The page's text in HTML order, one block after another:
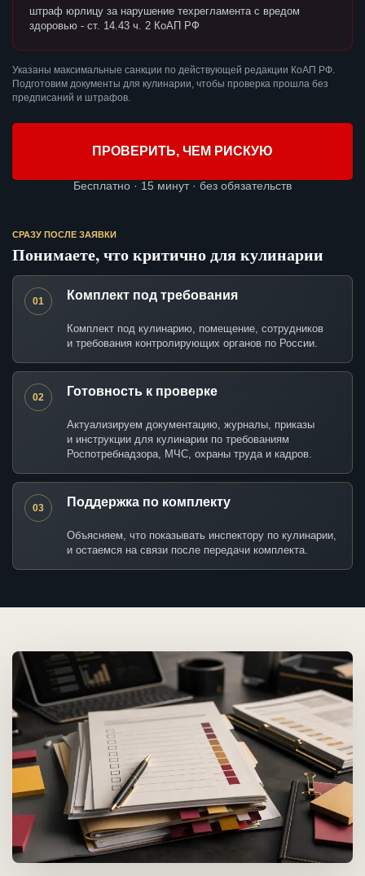
штраф юрлицу за нарушение техрегламента с вредом
здоровью - ст. 14.43 ч. 2 КоАП РФ
Указаны максимальные санкции по действующей редакции КоАП РФ.
Подготовим документы для кулинарии, чтобы проверка прошла без
предписаний и штрафов.
ПРОВЕРИТЬ, ЧЕМ РИСКУЮ
Бесплатно · 15 минут · без обязательств
СРАЗУ ПОСЛЕ ЗАЯВКИ
Понимаете, что критично для кулинарии
01 Комплект под требования
Комплект под кулинарию, помещение, сотрудников
и требования контролирующих органов по России.
02 Готовность к проверке
Актуализируем документацию, журналы, приказы
и инструкции для кулинарии по требованиям
Роспотребнадзора, МЧС, охраны труда и кадров.
03 Поддержка по комплекту
Объясняем, что показывать инспектору по кулинарии,
и остаемся на связи после передачи комплекта.